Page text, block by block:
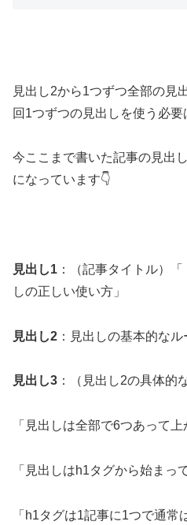
見出し2から1つずつ全部の
回1つずつの見出しを使う必要
今ここまで書いた記事の見出
になっています👇
見出し1 ：（記事タイトル）
しの正しい使い方」
見出し2 ：見出しの基本的なル
見出し3 ：（見出し2の具体的
「見出しは全部で6つあって上
「見出しはh1タグから始まっ
「h1タグは1記事に1つで通常